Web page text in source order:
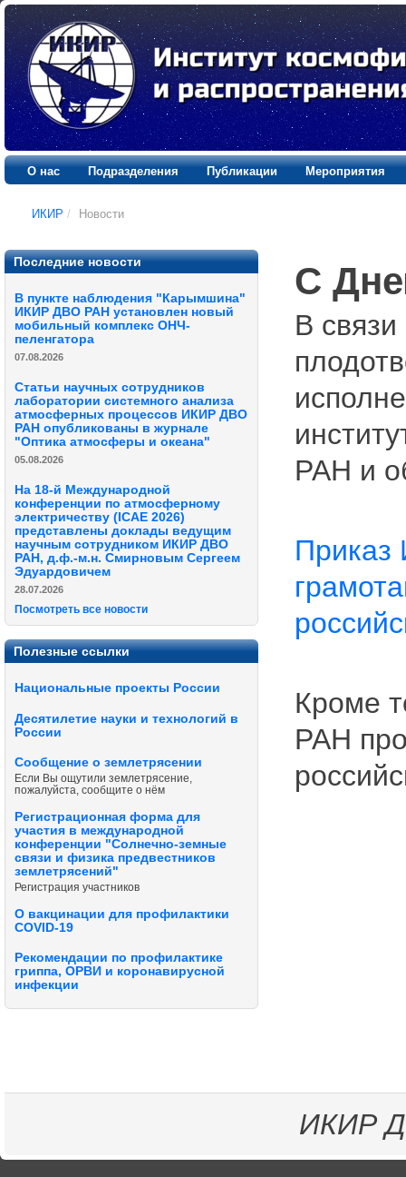
О нас Подразделения Публикации Мероприятия
ИКИР / Новости
Последние новости
В пункте наблюдения "Карымшина"
ИКИР ДВО РАН установлен новый
мобильный комплекс ОНЧ-
пеленгатора
07.08.2026
Статьи научных сотрудников
лаборатории системного анализа
атмосферных процессов ИКИР ДВО
РАН опубликованы в журнале
"Оптика атмосферы и океана"
05.08.2026
На 18-й Международной
конференции по атмосферному
электричеству (ICAE 2026)
представлены доклады ведущим
научным сотрудником ИКИР ДВО
РАН, д.ф.-м.н. Смирновым Сергеем
Эдуардовичем
28.07.2026
Посмотреть все новости
Полезные ссылки
Национальные проекты России
Десятилетие науки и технологий в
России
Сообщение о землетрясении
Если Вы ощутили землетрясение,
пожалуйста, сообщите о нём
Регистрационная форма для
участия в международной
конференции "Солнечно-земные
связи и физика предвестников
землетрясений"
Регистрация участников
О вакцинации для профилактики
COVID-19
Рекомендации по профилактике
гриппа, ОРВИ и коронавирусной
инфекции
С
В
РАН и
Кроме
РАН
ИКИР